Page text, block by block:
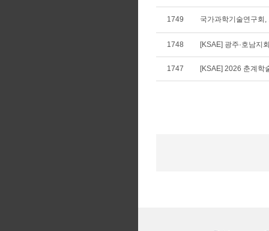
1749 국가과학기술연구회
1748 [KSAE] 광주·호남지
1747 [KSAE] 2026 춘계학